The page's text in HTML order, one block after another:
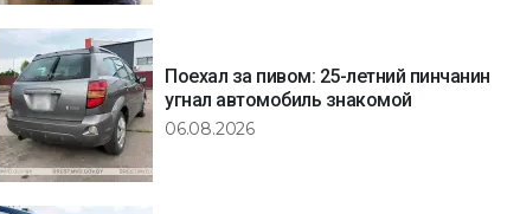
Поехал за пивом: 25-летний пинчанин
угнал автомобиль знакомой
06.08.2026